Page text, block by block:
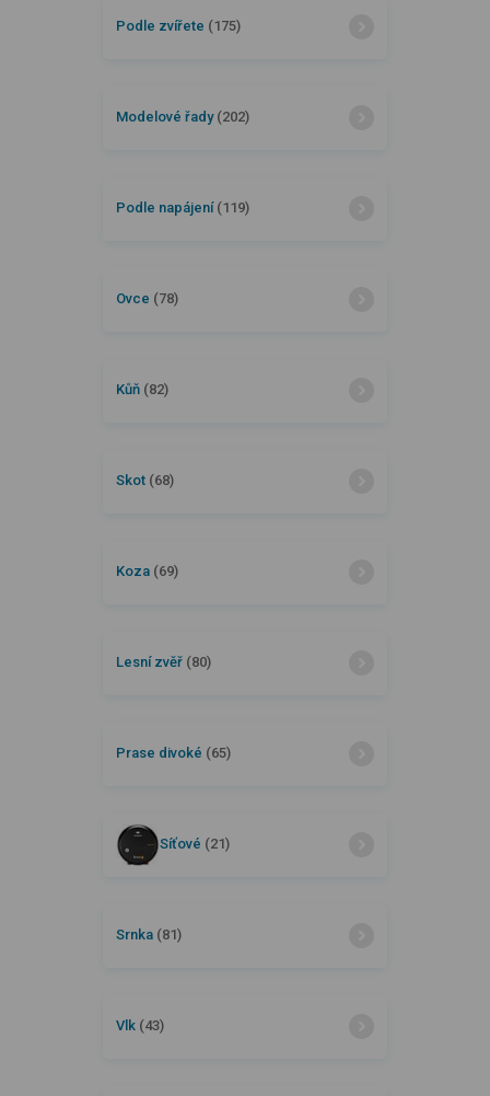
Podle zvířete (175)
Modelové řady (202)
Podle napájení (119)
Ovce (78)
Kůň (82)
Skot (68)
Koza (69)
Lesní zvěř (80)
Prase divoké (65)
Síťové (21)
Srnka (81)
Vlk (43)